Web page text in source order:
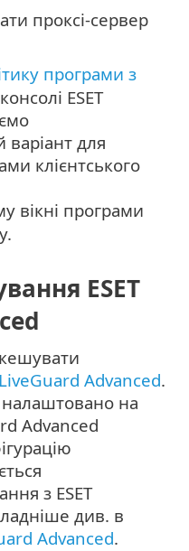
проксі-сервер
програми з
ESET
для
клієнтського
вікні програми
ESET
LiveGuard Advanced.
на
Advanced
з ESET
див. в
Advanced.